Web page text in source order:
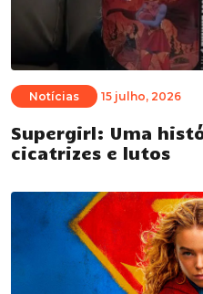
Notícias 15 julho, 2026
Supergirl: Uma
cicatrizes e lutos